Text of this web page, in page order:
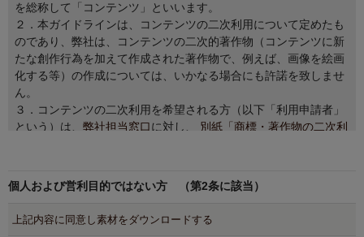
を総称して「コンテンツ」といいます。
２． 本ガイドラインは、コンテンツの二次利用について定めたも
のであり、弊社は、コンテンツの二次的著作物（コンテンツに新
たな創作行為を加えて作成された著作物で、例えば、画像を絵画
化する等）の作成については、いかなる場合にも許諾を致しませ
ん。
３． コンテンツの二次利用を希望される方（以下「利用申請者」
という）は、 弊社担当窓口に対し、 別紙「商標・著作物の二次利
い）して頂きます。その後、利用申請者は、弊社の事前確認を受
けて頂きます。利用申請者は、弊社の事前確認終了後に、弊社が
利用許諾の同意を行うことで、初めて利用許諾がなされます。但
し、第２条の各号に該当する場合には、弊社の利用許諾が不要と
個人および営利目的ではない方 （第2条に該当）
上記内容に同意し素材をダウンロードする